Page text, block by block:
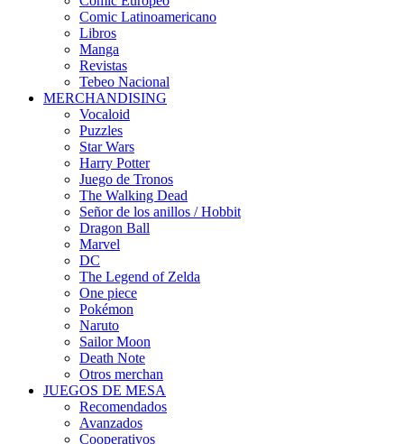
Comic Latinoamericano
Libros
Manga
Revistas
Tebeo Nacional
MERCHANDISING
Vocaloid
Puzzles
Star Wars
Harry Potter
Juego de Tronos
The Walking Dead
Señor de los anillos / Hobbit
Dragon Ball
Marvel
DC
The Legend of Zelda
One piece
Pokémon
Naruto
Sailor Moon
Death Note
Otros merchan
JUEGOS DE MESA
Recomendados
Avanzados
Cooperativos